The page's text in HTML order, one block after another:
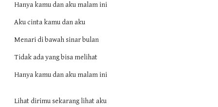
Hanya kamu dan aku malam ini
Aku cinta kamu dan aku
Menari di bawah sinar bulan
Tidak ada yang bisa melihat
Hanya kamu dan aku malam ini
Lihat dirimu sekarang lihat aku